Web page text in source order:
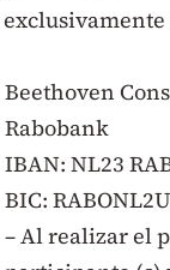
exclusivamente
Beethoven
Rabobank
IBAN: NL23
BIC:
– Al realizar el